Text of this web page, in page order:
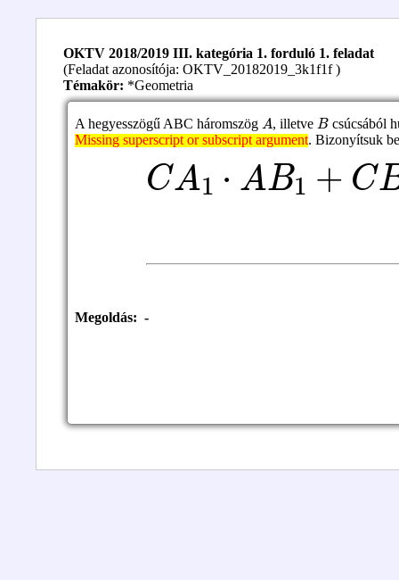
OKTV 2018/2019 III. kategória 1. forduló 1. feladat
(Feladat azonosítója: OKTV_20182019_3k1f1f )
Témakör: *Geometria
A hegyesszögű ABC háromszög A, illetve B csúcsából
Missing superscript or subscript argument
Missing superscript or subscript argument . Bizonyítsuk
CA1⋅AB1+CB1⋅
Megoldás: -